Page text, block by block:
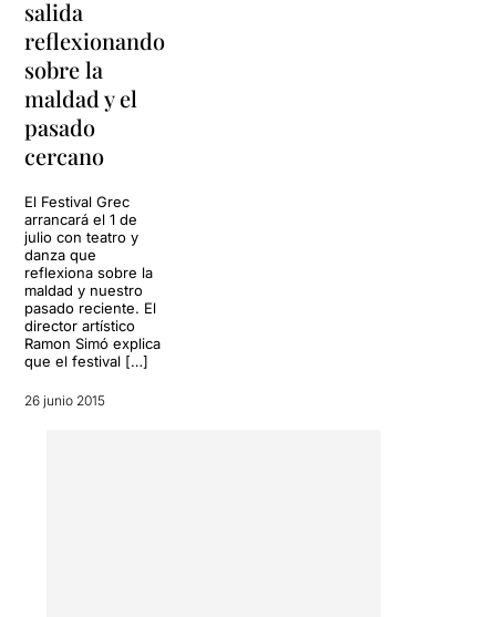
salida
reflexionando
sobre la
maldad y el
pasado
cercano
El Festival Grec
arrancará el 1 de
julio con teatro y
danza que
reflexiona sobre la
maldad y nuestro
pasado reciente. El
director artístico
Ramon Simó explica
que el festival […]
26 junio 2015